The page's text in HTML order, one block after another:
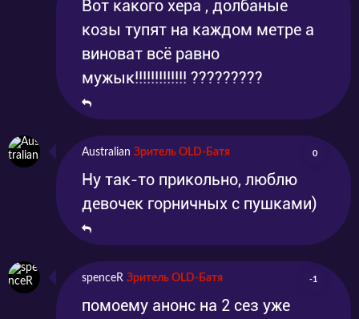
Вот какого хера , долбаные
козы тупят на каждом метре а
виноват всё равно
мужык!!!!!!!!!!!!! ?????????
Australian Зритель OLD-Батя 0
Ну так-то прикольно, люблю
девочек горничных с пушками)
spenceR Зритель OLD-Батя -1
помоему анонс на 2 сез уже